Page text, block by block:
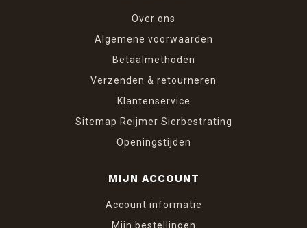
Over ons
Algemene voorwaarden
Betaalmethoden
Verzenden & retourneren
Klantenservice
Sitemap Reijmer Sierbestrating
Openingstijden
MIJN ACCOUNT
Account informatie
Mijn bestellingen